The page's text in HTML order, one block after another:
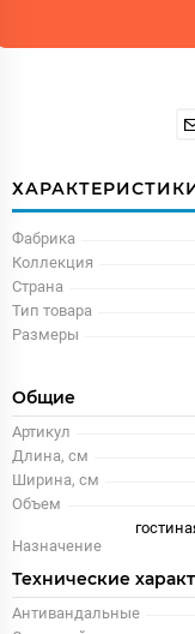
Фабрика
Коллекция
Страна
Тип товара
Размеры
Общие
Артикул
Длина, см
Ширина, см
Объем
Назначение
Технические
Антивандальные